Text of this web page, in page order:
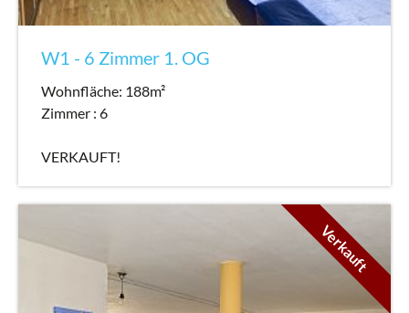
W1 - 6 Zimmer 1. OG
Wohnfläche: 188m²
Zimmer : 6
VERKAUFT!
Verkauft